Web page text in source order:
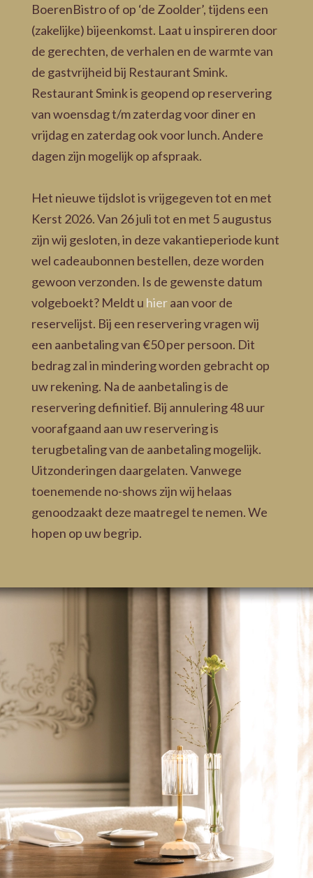
BoerenBistro of op ‘de Zoolder’, tijdens een
(zakelijke) bijeenkomst. Laat u inspireren door
de gerechten, de verhalen en de warmte van
de gastvrijheid bij Restaurant Smink.
Restaurant Smink is geopend op reservering
van woensdag t/m zaterdag voor diner en
vrijdag en zaterdag ook voor lunch. Andere
dagen zijn mogelijk op afspraak.
Het nieuwe tijdslot is vrijgegeven tot en met
Kerst 2026. Van 26 juli tot en met 5 augustus
zijn wij gesloten, in deze vakantieperiode kunt
wel cadeaubonnen bestellen, deze worden
gewoon verzonden. Is de gewenste datum
volgeboekt? Meldt u hieraan voor de
reservelijst. Bij een reservering vragen wij
een aanbetaling van €50 per persoon. Dit
bedrag zal in mindering worden gebracht op
uw rekening. Na de aanbetaling is de
reservering definitief. Bij annulering 48 uur
voorafgaand aan uw reservering is
terugbetaling van de aanbetaling mogelijk.
Uitzonderingen daargelaten. Vanwege
toenemende no-shows zijn wij helaas
genoodzaakt deze maatregel te nemen. We
hopen op uw begrip.